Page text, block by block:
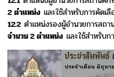
2 ตำแหน่ง และใช้สำหรับการคัดเ
12.2 ตำแหน่งรองผู้อำนวยการสถ
จำนวน 2 ตำแหน่ง และใช้สำหรับ